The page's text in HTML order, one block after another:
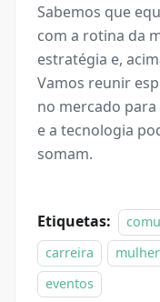
Sabemos que
com a rotina da
estratégia e,
Vamos reunir
no mercado
e a tecnologia
somam.
Etiquetas:
carreira
eventos